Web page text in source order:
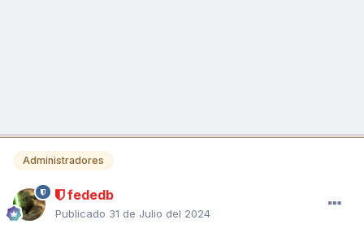
Administradores
fededb
Publicado 31 de Julio del 2024